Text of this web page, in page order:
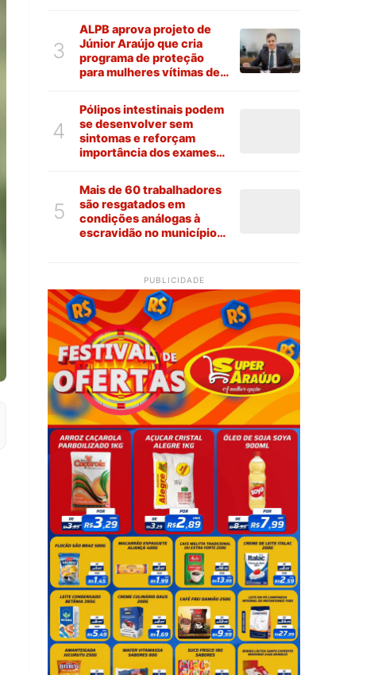
3
ALPB aprova projeto de
Júnior Araújo que cria
programa de proteção
para mulheres vítimas de
4
Pólipos intestinais podem
se desenvolver sem
sintomas e reforçam
importância dos exames
5
Mais de 60 trabalhadores
são resgatados em
condições análogas à
escravidão no município
PUBLICIDADE